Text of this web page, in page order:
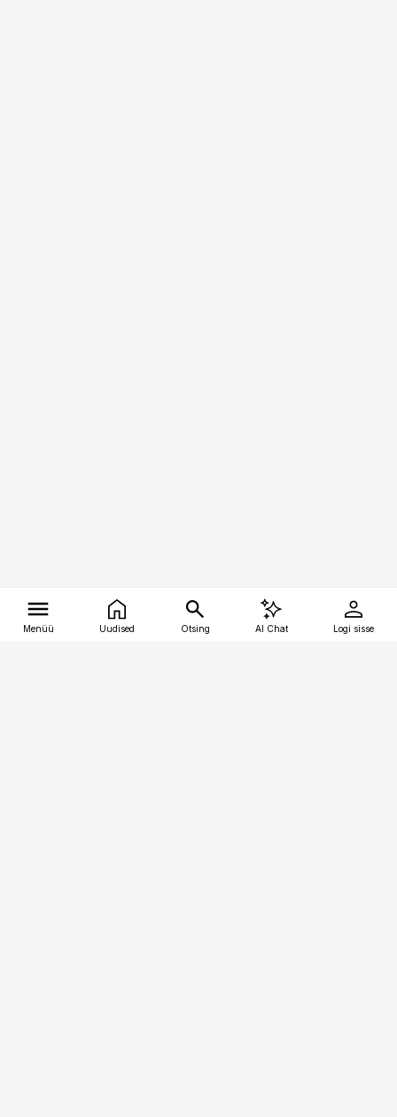
Menüü Uudised Otsing AI Chat Logi sisse